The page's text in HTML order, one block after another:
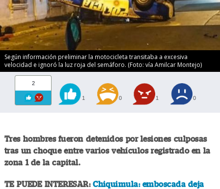
Según información preliminar la motocicleta transitaba a excesiva
velocidad e ignoró la luz roja del semáforo. (Foto: vía Amilcar Montejo)
2
1 0 1 0
Tres hombres fueron detenidos por lesiones culposas
tras un choque entre varios vehículos registrado en la
zona 1 de la capital.
TE PUEDE INTERESAR:Chiquimula: emboscada deja